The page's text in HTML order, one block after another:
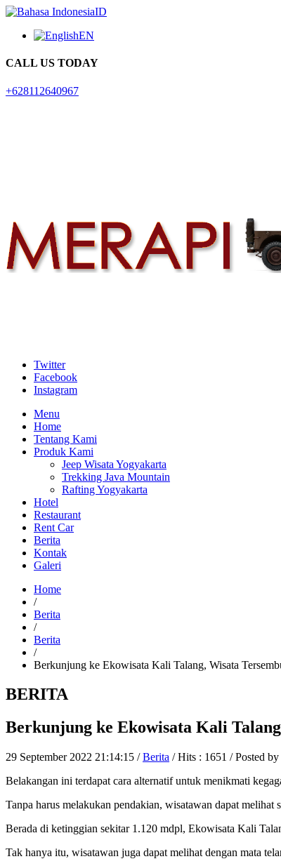
ID
EN
CALL US TODAY
+628112640967
Twitter
Facebook
Instagram
Menu
Home
Tentang Kami
Produk Kami
Jeep Wisata Yogyakarta
Trekking Java Mountain
Rafting Yogyakarta
Hotel
Restaurant
Rent Car
Berita
Kontak
Galeri
Home
/
Berita
/
Berita
/
Berkunjung ke Ekowisata Kali Talang, Wisata
BERITA
Berkunjung ke Ekowisata Kali
29 September 2022 21:14:15 /Berita / Hits : 1651 / Posted
Belakangan ini terdapat cara alternatif untuk menikmati
Tanpa harus melakukan pendakian, wisatawan dapat
Berada di ketinggian sekitar 1.120 mdpl, Ekowisata Kali
Tak hanya itu, wisatawan juga dapat melihat dengan mata